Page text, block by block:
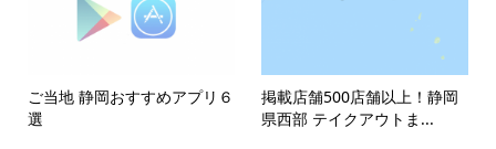
ご当地 静岡おすすめアプリ６
選
掲載店舗500店舗以上！静岡
県西部 テイクアウトま...